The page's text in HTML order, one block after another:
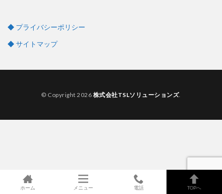
◆ プライバシーポリシー
◆ サイトマップ
© Copyright 2026 株式会社TSLソリューションズ.
ホーム メニュー 電話 TOPへ